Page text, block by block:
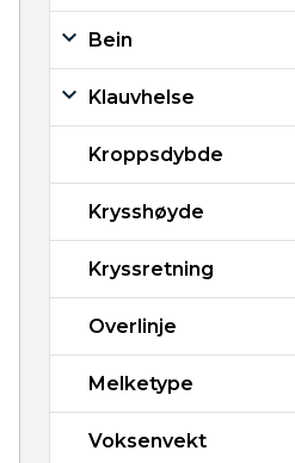
Bein
Klauvhelse
Kroppsdybde
Krysshøyde
Kryssretning
Overlinje
Melketype
Voksenvekt